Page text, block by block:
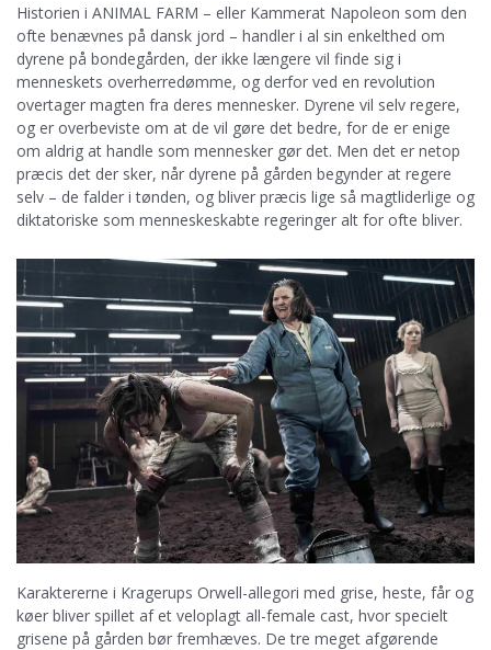
Historien i ANIMAL FARM – eller Kammerat Napoleon som den
ofte benævnes på dansk jord – handler i al sin enkelthed om
dyrene på bondegården, der ikke længere vil finde sig i
menneskets overherredømme, og derfor ved en revolution
overtager magten fra deres mennesker. Dyrene vil selv regere,
og er overbeviste om at de vil gøre det bedre, for de er enige
om aldrig at handle som mennesker gør det. Men det er netop
præcis det der sker, når dyrene på gården begynder at regere
selv – de falder i tønden, og bliver præcis lige så magtliderlige og
diktatoriske som menneskeskabte regeringer alt for ofte bliver.
Karaktererne i Kragerups Orwell-allegori med grise, heste, får og
køer bliver spillet af et veloplagt all-female cast, hvor specielt
grisene på gården bør fremhæves. De tre meget afgørende